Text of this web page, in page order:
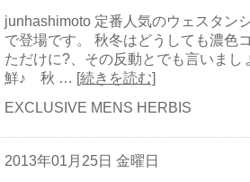
junhashimoto 定番人気のウェスタン
で登場です。 秋冬はどうしても濃色
ただけに?、その反動とでも言いま
鮮♪ 秋 … [続きを読む]
EXCLUSIVE MENS HERBIS
2013年01月25日 金曜日